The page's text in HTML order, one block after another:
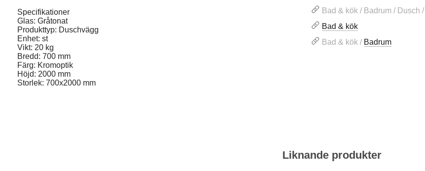
Specifikationer
Glas: Gråtonat
Produkttyp: Duschvägg
Enhet: st
Vikt: 20 kg
Bredd: 700 mm
Färg: Kromoptik
Höjd: 2000 mm
Storlek: 700x2000 mm
Bad & kök / Badrum / Dusch /
Bad & kök
Bad & kök / Badrum
Liknande produkter